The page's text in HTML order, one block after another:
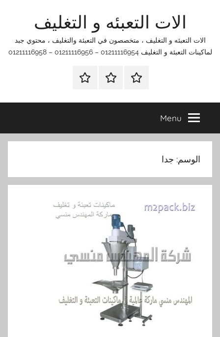
الات التعبئه و التغليف
الات التعبئه و التغليف ، متخصصون في التعبئة والتغليف ، محتوي جبد
لماكينات التعبئة و التغليف 01211116954 – 01211116956 – 01211116958
الرئيسيةاتصل
اتـصـل
في
التي
Menu
الوسم: جدا